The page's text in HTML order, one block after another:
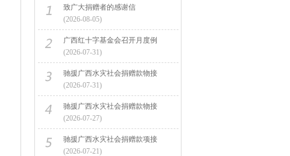
致广大捐赠者的感谢信
(2026-08-05)
广西红十字基金会召开月度例
(2026-07-31)
驰援广西水灾社会捐赠款物接
(2026-07-31)
驰援广西水灾社会捐赠款物接
(2026-07-27)
驰援广西水灾社会捐赠款项接
(2026-07-21)